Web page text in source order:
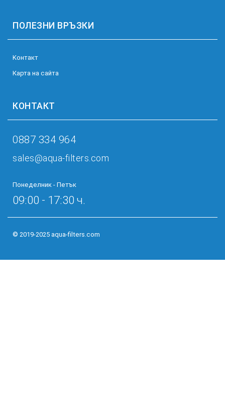
ПОЛЕЗНИ ВРЪЗКИ
Kонтакт
Карта на сайта
КОНТАКТ
0887 334 964
sales@aqua-filters.com
Понеделник - Петък
09:00 - 17:30 ч.
© 2019-2025 aqua-filters.com